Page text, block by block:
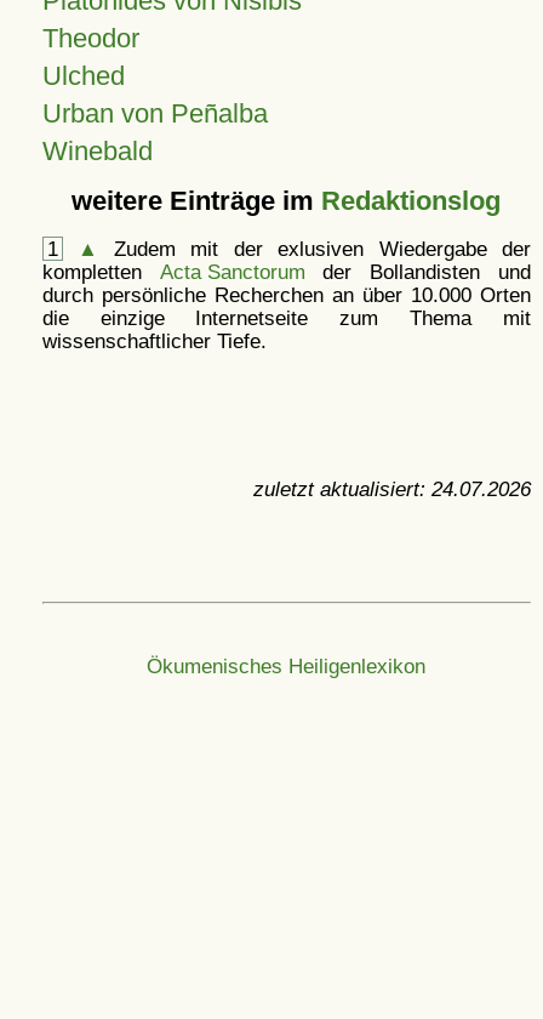
Theodor
Ulched
Urban von Peñalba
Winebald
weitere Einträge im Redaktionslog
1 ▲
Zudem mit der exlusiven Wiedergabe der
kompletten Acta Sanctorum der Bollandisten und
durch persönliche Recherchen an über 10.000 Orten
die einzige Internetseite zum Thema mit
wissenschaftlicher Tiefe.
zuletzt aktualisiert: 24.07.2026
Ökumenisches Heiligenlexikon